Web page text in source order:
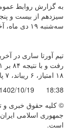
به گزارش روابط
سیزدهم از بیست و
سه‌شنبه ۱۹ دی ماه، آخرین دیدار این هفته برگزار شد.
تیم آورتا ساری در
۱۸ امتیاز، ۶ ریباند، ۷ پاس گل و کارایی ۱۹ بهترین بازیکن شد.
18:38
1402/10/19
© کليه حقوق خبری و
جمهوری اسلامی ایران
است.